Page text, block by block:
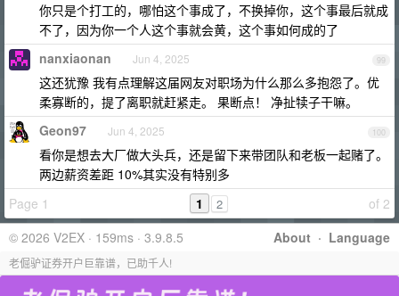
你只是个打工的，哪怕这个事成了，不换掉你，这个事最后就成
不了，因为你一个人这个事就会黄，这个事如何成的了
99
nanxiaonan Jun 4, 2025
这还犹豫 我有点理解这届网友对职场为什么那么多抱怨了。优
柔寡断的，提了离职就赶紧走。 果断点！ 净扯犊子干嘛。
100
Geon97 Jun 4, 2025
看你是想去大厂做大头兵，还是留下来带团队和老板一起赌了。
两边薪资差距 10%其实没有特别多
Page 1
of 2
1 2
About · Language
© 2026 V2EX · 159ms · 3.9.8.5
老倔驴证券开户巨靠谱，已助千人!